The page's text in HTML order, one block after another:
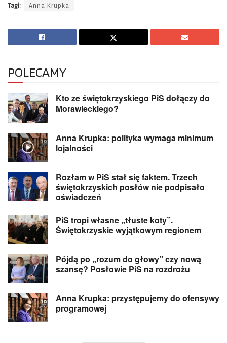
Tagi: Anna Krupka
POLECAMY
Kto ze świętokrzyskiego PiS dołączy do
Morawieckiego?
Anna Krupka: polityka wymaga minimum
lojalności
Rozłam w PiS stał się faktem. Trzech
świętokrzyskich posłów nie podpisało
oświadczeń
PiS tropi własne „tłuste koty”.
Świętokrzyskie wyjątkowym regionem
Pójdą po „rozum do głowy” czy nową
szansę? Posłowie PiS na rozdrożu
Anna Krupka: przystępujemy do ofensywy
programowej